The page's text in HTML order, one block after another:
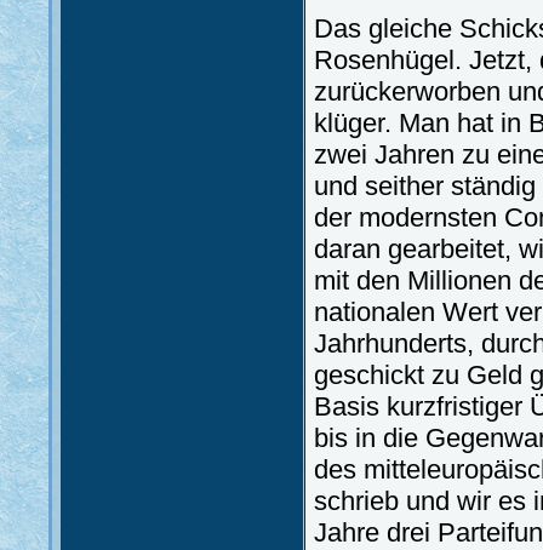
Das gleiche
Rosenhügel. Jetzt,
zurückerworben
klüger. Man hat in
zwei Jahren zu
und seither
der modernsten
daran gearbeitet,
mit den Millionen
nationalen Wert
Jahrhunderts,
geschickt zu Geld
Basis kurzfristiger
bis in die
des
schrieb und wir es
Jahre drei